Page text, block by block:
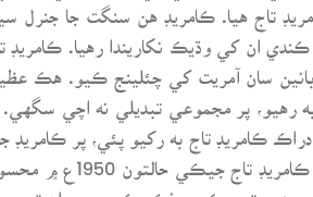
تاج هيا. ڪامريڊ هن سنگت جا جنرل
سان آمريت کي چئلينج ڪيو. هڪ
رهيو، پر مجموعي تبديلي نه اچي سگهي.
ڪامريڊ تاج به رکيو پئي، پر ڪامريڊ
مٿي جنهن تحريڪ جو ذڪر ڪيوسين، ان